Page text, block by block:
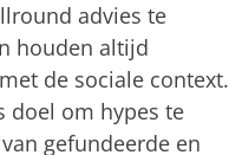
advies te
houden altijd
de sociale context.
doel om hypes te
gefundeerde en